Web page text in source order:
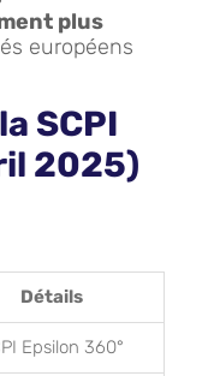
plus
européens
SCPI
2025)
Détails
Epsilon 360°